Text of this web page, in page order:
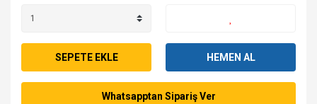
SEPETE EKLE HEMEN AL
Whatsapptan Sipariş Ver